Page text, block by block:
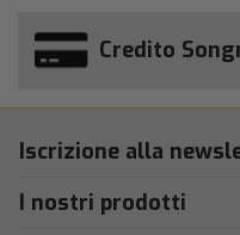
Credito
Iscrizione alla
I nostri prodotti